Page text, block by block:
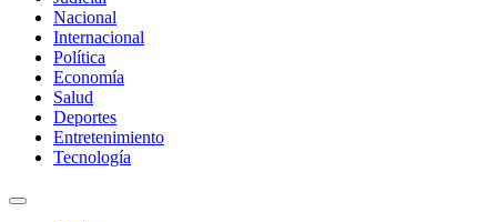
Nacional
Internacional
Política
Economía
Salud
Deportes
Entretenimiento
Tecnología